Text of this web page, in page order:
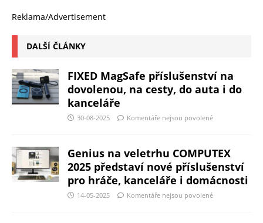
Reklama/Advertisement
DALŠÍ ČLÁNKY
FIXED MagSafe příslušenství na
dovolenou, na cesty, do auta i do
kanceláře
30-08-2025 Komentáře nejsou povolené
Genius na veletrhu COMPUTEX
2025 představí nové příslušenství
pro hráče, kanceláře i domácnosti
14-05-2025 Komentáře nejsou povolené